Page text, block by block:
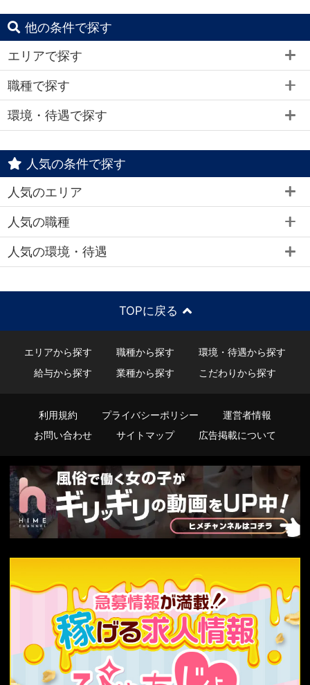
他の条件で探す
エリアで探す
職種で探す
環境・待遇で探す
人気の条件で探す
人気のエリア
人気の職種
人気の環境・待遇
TOPに戻る
エリアから探す 職種から探す
環境・待遇から探す
給与から探す
業種から探す こだわりから探す
利用規約 プライバシーポリシー
運営者情報
お問い合わせ
サイトマップ 広告掲載について